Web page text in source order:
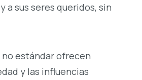
a sus seres queridos, sin
estándar ofrecen
y las influencias